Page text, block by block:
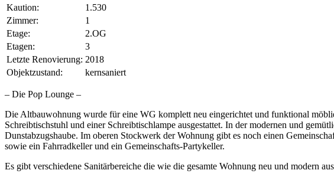
Kaution:
1.530
Zimmer:
1
Etage:
2.OG
Etagen:
3
Letzte Renovierung: 2018
Objektzustand:
kernsaniert
– Die Pop Lounge –
Die Altbauwohnung wurde für eine WG komplett neu eingerichtet und funktional
Schreibtischstuhl und einer Schreibtischlampe ausgestattet. In der modernen und
Dunstabzugshaube. Im oberen Stockwerk der Wohnung gibt es noch einen
sowie ein Fahrradkeller und ein Gemeinschafts-Partykeller.
Es gibt verschiedene Sanitärbereiche die wie die gesamte Wohnung neu und modern